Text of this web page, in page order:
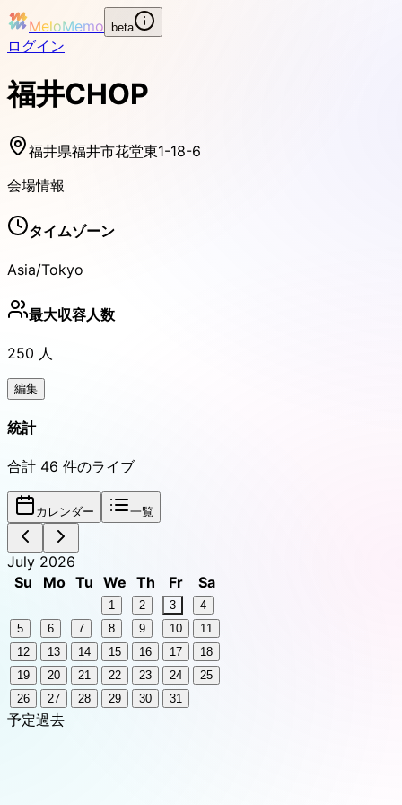
MeloMemo beta
ログイン
福井CHOP
福井県福井市花堂東1-18-6
会場情報
タイムゾーン
Asia/Tokyo
最大収容人数
250 人
編集
統計
合計 46 件のライブ
カレンダー 一覧
July 2026
Su
Mo Tu We Th Fr Sa
1 2 3
4
5
6 7 8 9 10
11
12
13 14 15 16 17
18
19
20 21 22 23 24
25
26
27 28 29 30 31
予定過去